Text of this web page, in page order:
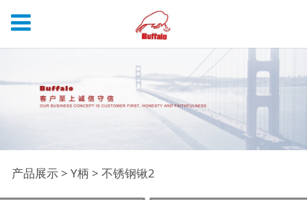
不锈钢锹2
产品展示> Y柄 > 不锈钢锹2